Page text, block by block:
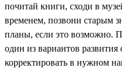
почитай книги, сходи в
временем, позвони старым
планы, если это возможно.
один из вариантов
корректировать в нужном